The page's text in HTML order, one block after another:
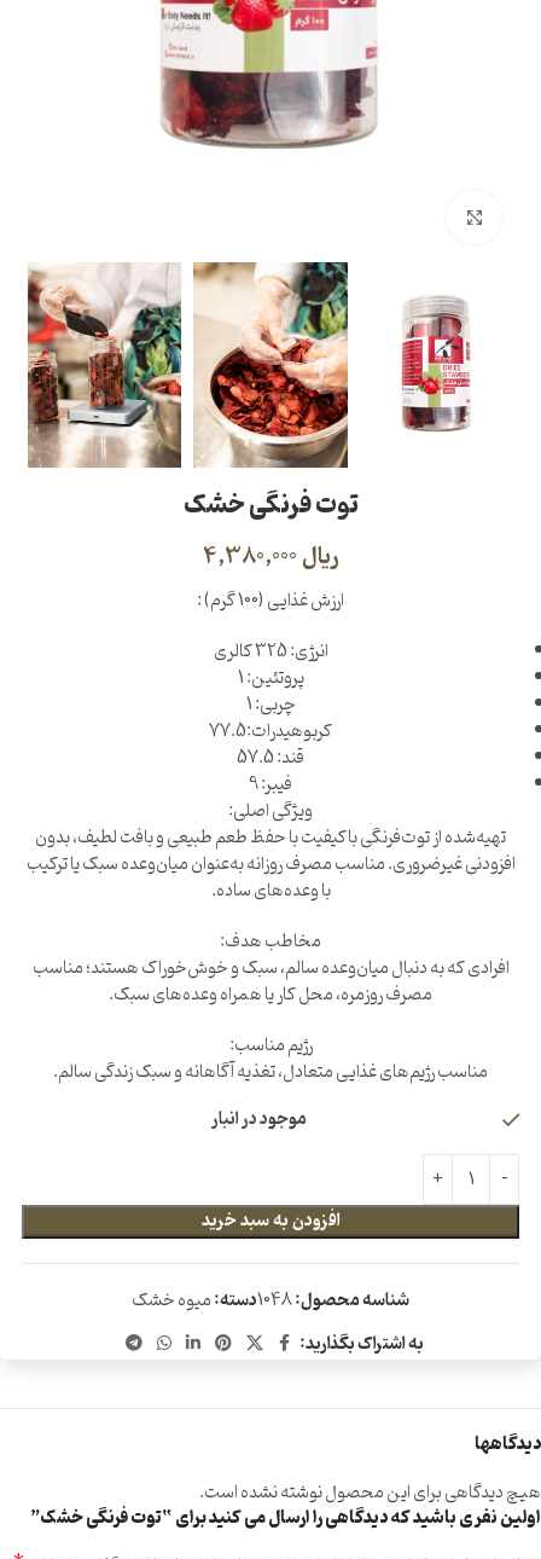
توت فرنگی خشک
ریال
ارزش غذایی (100 گرم) :
انرژی: 325 کالری
پروتئین: 1
چربی: 1
کربوهیدرات:77.5
قند: 57.5
فیبر: 9
ویژگی اصلی:
تهیه‌شده از توت‌فرنگی باکیفیت با حفظ طعم طبیعی و بافت لطیف، بدون
افزودنی غیرضروری. مناسب مصرف روزانه به‌عنوان میان‌وعده سبک یا ترکیب
با وعده‌های ساده.
مخاطب هدف:
افرادی که به دنبال میان‌وعده سالم، سبک و خوش‌خوراک هستند؛ مناسب
مصرف روزمره، محل کار یا همراه وعده‌های سبک.
رژیم مناسب:
مناسب رژیم‌های غذایی متعادل، تغذیه آگاهانه و سبک زندگی سالم.
موجود در انبار
افزودن به سبد خرید
شناسه محصول:1048دسته:میوه خشک
به اشتراک بگذارید:
دیدگاهها
هیچ دیدگاهی برای این محصول نوشته نشده است.
اولین نفری باشید که دیدگاهی را ارسال می کنید برای “توت فرنگی خشک”